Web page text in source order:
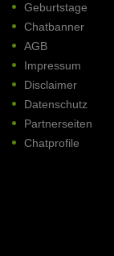
Geburtstage
Chatbanner
AGB
Impressum
Disclaimer
Datenschutz
Partnerseiten
Chatprofile